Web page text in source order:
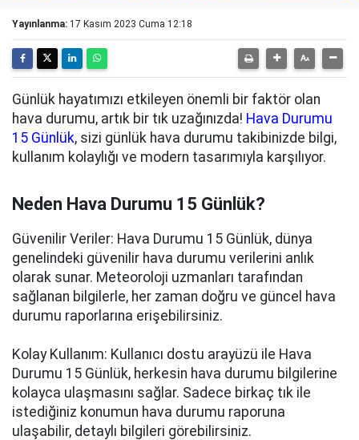
Yayınlanma: 17 Kasım 2023 Cuma 12:18
Günlük hayatımızı etkileyen önemli bir faktör olan
hava durumu, artık bir tık uzağınızda! Hava Durumu
15 Günlük, sizi günlük hava durumu takibinizde bilgi,
kullanım kolaylığı ve modern tasarımıyla karşılıyor.
Neden Hava Durumu 15 Günlük?
Güvenilir Veriler: Hava Durumu 15 Günlük, dünya
genelindeki güvenilir hava durumu verilerini anlık
olarak sunar. Meteoroloji uzmanları tarafından
sağlanan bilgilerle, her zaman doğru ve güncel hava
durumu raporlarına erişebilirsiniz.
Kolay Kullanım: Kullanıcı dostu arayüzü ile Hava
Durumu 15 Günlük, herkesin hava durumu bilgilerine
kolayca ulaşmasını sağlar. Sadece birkaç tık ile
istediğiniz konumun hava durumu raporuna
ulaşabilir, detaylı bilgileri görebilirsiniz.